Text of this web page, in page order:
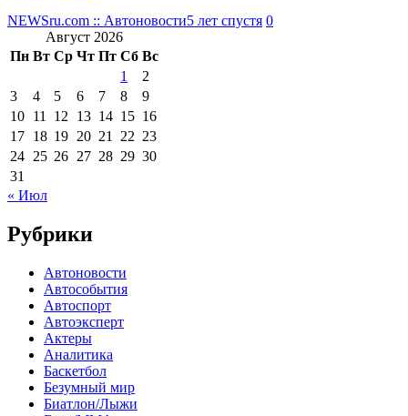
NEWSru.com :: Автоновости5 лет спустя 0
Август 2026
Пн Вт Ср Чт Пт Сб Вс
1
2
3
4 5 6 7 8
9
10 11 12 13 14 15 16
17 18 19 20 21 22 23
24 25 26 27 28 29 30
31
« Июл
Рубрики
Автоновости
Автособытия
Автоспорт
Автоэксперт
Актеры
Аналитика
Баскетбол
Безумный мир
Биатлон/Лыжи